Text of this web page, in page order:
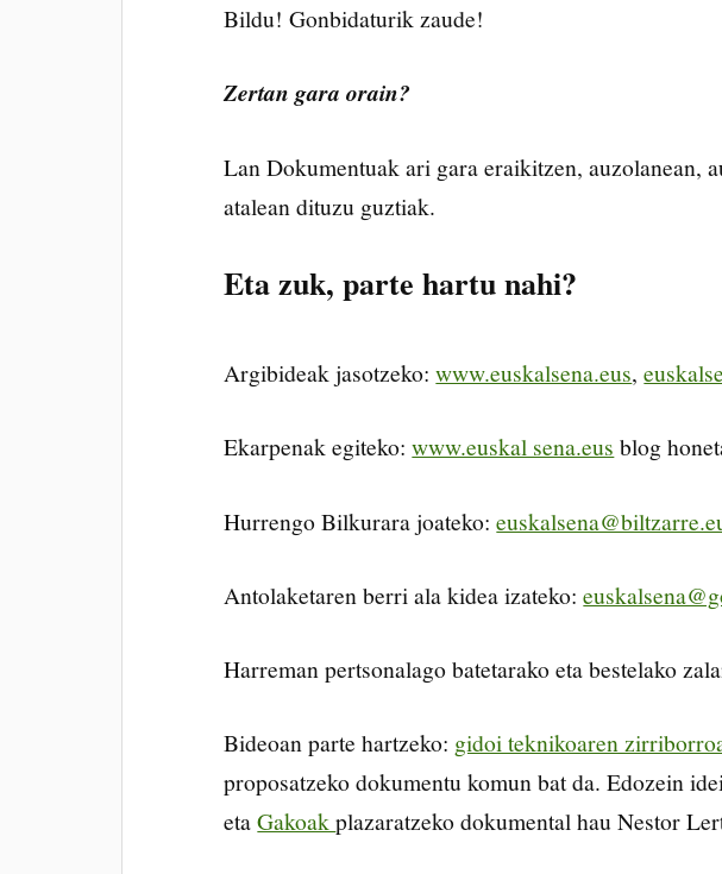
Bildu! Gonbidaturik zaude!
Zertan gara orain?
Lan Dokumentuak ari gara eraikitzen, auzolanean,
atalean dituzu guztiak.
Eta zuk, parte hartu nahi?
Argibideak jasotzeko:www.euskalsena.eus,
Ekarpenak egiteko:www.euskal sena.eus blog
Hurrengo Bilkurara joateko:
Antolaketaren berri ala kidea izateko:
Harreman pertsonalago batetarako eta bestelako
Bideoan parte hartzeko: gidoi teknikoaren
proposatzeko dokumentu komun bat da. Edozein
etaGakoakplazaratzeko dokumental hau Nestor